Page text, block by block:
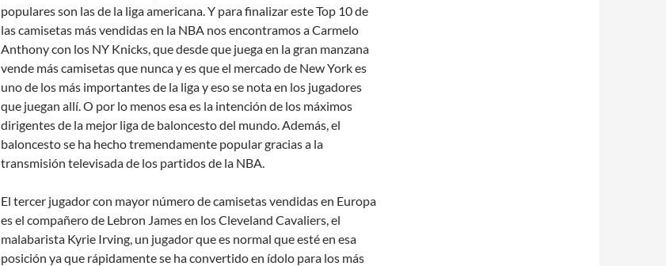
populares son las de la liga americana. Y para finalizar este Top 10 de
las camisetas más vendidas en la NBA nos encontramos a Carmelo
Anthony con los NY Knicks, que desde que juega en la gran manzana
vende más camisetas que nunca y es que el mercado de New York es
uno de los más importantes de la liga y eso se nota en los jugadores
que juegan allí. O por lo menos esa es la intención de los máximos
dirigentes de la mejor liga de baloncesto del mundo. Además, el
baloncesto se ha hecho tremendamente popular gracias a la
transmisión televisada de los partidos de la NBA.
El tercer jugador con mayor número de camisetas vendidas en Europa
es el compañero de Lebron James en los Cleveland Cavaliers, el
malabarista Kyrie Irving, un jugador que es normal que esté en esa
posición ya que rápidamente se ha convertido en ídolo para los más